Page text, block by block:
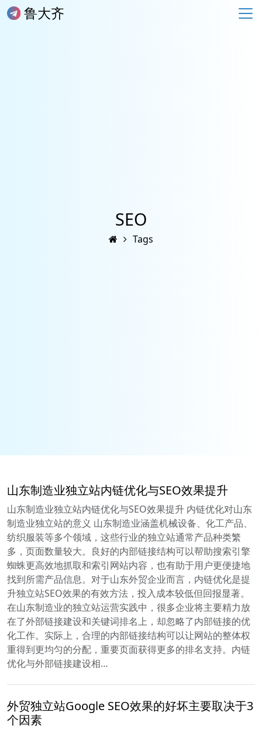
鲁大齐
SEO
Tags
山东制造业独立站内链优化与SEO效果提升
山东制造业独立站内链优化与SEO效果提升 内链优化对山东
制造业独立站的意义 山东制造业涵盖机械设备、化工产品、
纺织服装等多个领域，这些行业的独立站通常产品种类繁
多，页面数量较大。良好的内部链接结构可以帮助搜索引擎
蜘蛛更高效地抓取和索引网站内容，也有助于用户更便捷地
找到所需产品信息。对于山东外贸企业而言，内链优化是提
升独立站SEO效果的有效方法，投入成本较低但回报显著。
在山东制造业的独立站运营实践中，很多企业将主要精力放
在了外部链接建设和关键词排名上，却忽略了内部链接的优
化工作。实际上，合理的内部链接结构可以让网站的整体权
重得到更均匀的分配，重要页面获得更多的排名支持。内链
优化与外部链接建设相…
外贸独立站Google SEO效果的好坏主要取决于3
个因素